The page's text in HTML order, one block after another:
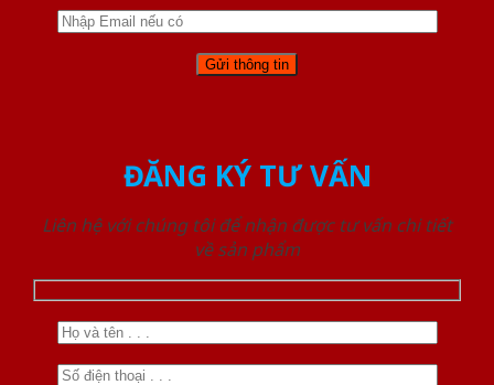
ĐĂNG KÝ TƯ VẤN
Liên hệ với chúng tôi để nhận được tư vấn chi tiết
về sản phẩm